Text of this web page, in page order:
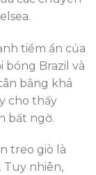
tiềm ẩn của
bóng Brazil và
bằng khá
cho thấy
bất ngờ.
treo giò là
Tuy nhiên,